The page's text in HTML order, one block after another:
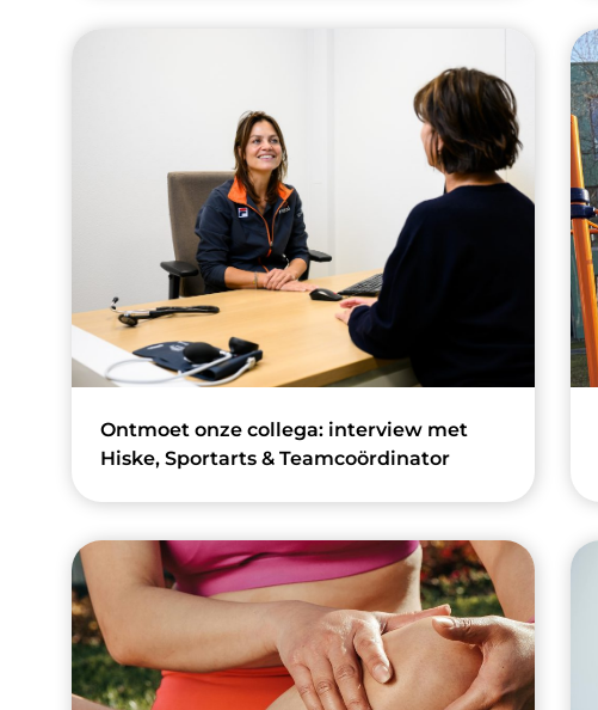
Ontmoet onze collega: interview met
Hiske, Sportarts & Teamcoördinator